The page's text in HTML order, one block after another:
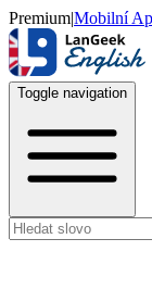
Premium|Mobilní
Toggle navigation